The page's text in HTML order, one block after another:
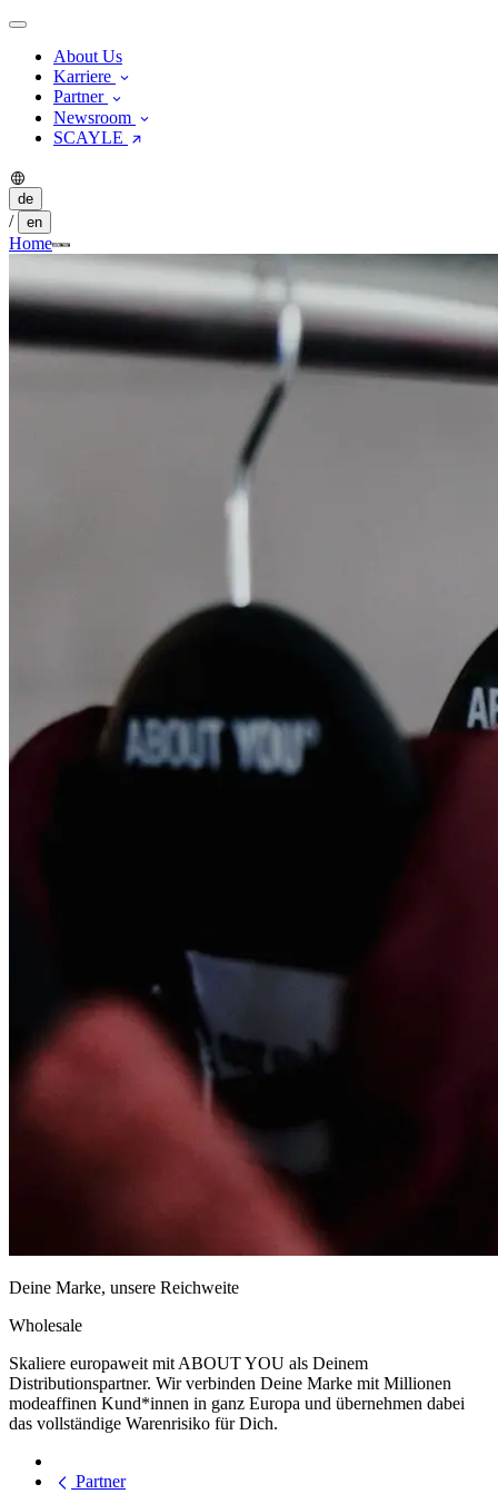
About Us
Karriere
Partner
Newsroom
SCAYLE
de
/ en
Home
Deine Marke, unsere Reichweite
Wholesale
Skaliere europaweit mit ABOUT YOU als Deinem
Distributionspartner. Wir verbinden Deine Marke mit Millionen
modeaffinen Kund*innen in ganz Europa und übernehmen dabei
das vollständige Warenrisiko für Dich.
Partner